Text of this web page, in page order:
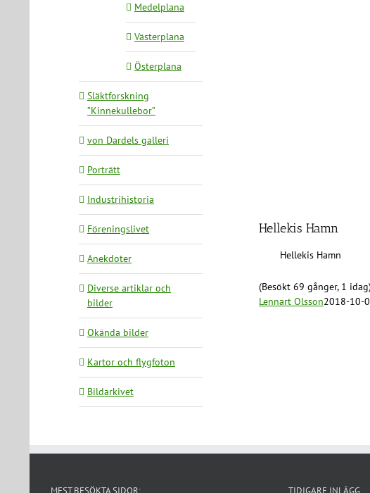
Hellekis Hamn
Hellekis Hamn
(Besökt 69 gånger, 1 idag)
Lennart Olsson2018-10-
Medelplana
Västerplana
Österplana
Släktforskning
”Kinnekullebor”
von Dardels galleri
Porträtt
Industrihistoria
Föreningslivet
Anekdoter
Diverse artiklar och
bilder
Okända bilder
Kartor och flygfoton
Bildarkivet
MEST BESÖKTA SIDOR: TIDIGARE INLÄGG